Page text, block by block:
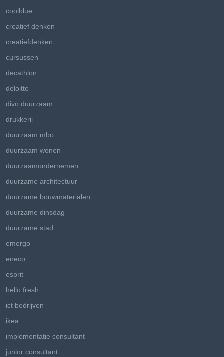
coolblue
creatief denken
creatiefdenken
cursussen
decathlon
deloitte
divo duurzaam
drukkerij
duurzaam mbo
duurzaam wonen
duurzaamondernemen
duurzame architectuur
duurzame bouwmaterialen
duurzame dinsdag
duurzame stad
emergo
eneco
esprit
hello fresh
ict bedrijven
ikea
implementatie consultant
junior consultant